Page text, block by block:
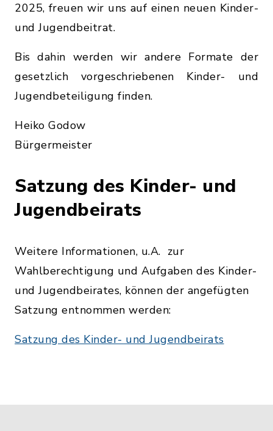
2025, freuen wir uns auf einen neuen Kinder-
und Jugendbeitrat.
Bis dahin werden wir andere Formate der
gesetzlich vorgeschriebenen Kinder- und
Jugendbeteiligung finden.
Heiko Godow
Bürgermeister
Satzung des Kinder- und
Jugendbeirats
Weitere Informationen, u.A. zur
Wahlberechtigung und Aufgaben des Kinder-
und Jugendbeirates, können der angefügten
Satzung entnommen werden:
Satzung des Kinder- und Jugendbeirats